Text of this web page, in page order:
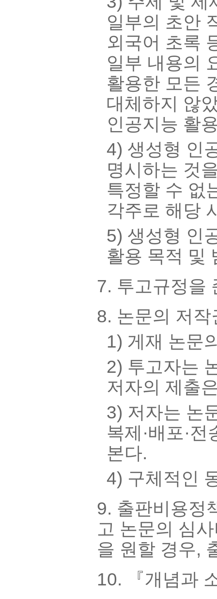
일부의 초안
외국어 초록
일부 내용의
활용한 모든
대체하지 않
인공지능 활
4) 생성형 인
명시하는 것
특정할 수 없
각주로 해당
5) 생성형 인
활용 목적 및
7. 투고규정을
8. 논문의 저
1) 게재 논문
2) 투고자는
저자의 제출
3) 저자는 논
복제·배포·
본다.
4) 구체적인
9. 출판비용정
고 논문의 심
을 원할 경우,
10. 『개념과